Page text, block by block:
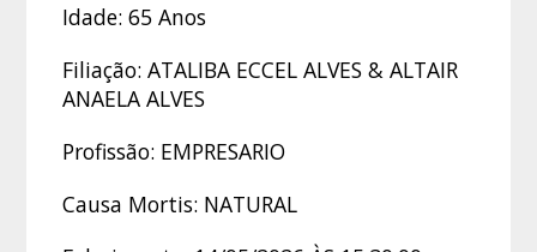
Idade: 65 Anos
Filiação: ATALIBA ECCEL ALVES & ALTAIR
ANAELA ALVES
Profissão: EMPRESARIO
Causa Mortis: NATURAL